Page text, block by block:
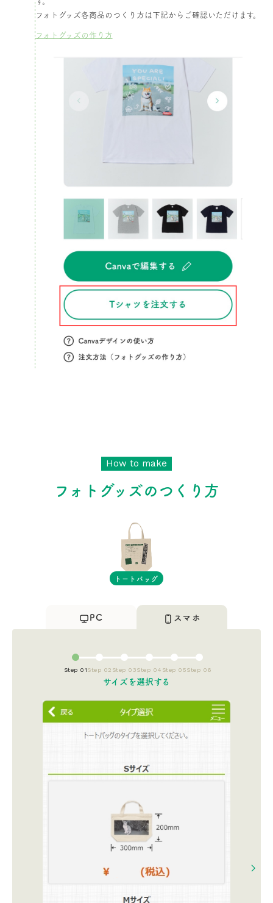
フォトグッズ各商品のつくり方は下記からご確認いただけます。
フォトグッズの作り方​
How to make
フォトグッズのつくり方
トートバッグ
PC スマホ
Step 01Step 02 Step 03Step 04 Step 05Step 06
サイズを選択する​